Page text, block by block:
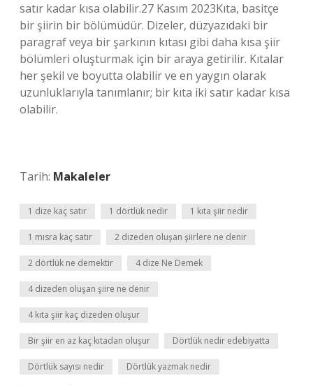
satır kadar kısa olabilir.27 Kasım 2023Kıta, basitçe
bir şiirin bir bölümüdür. Dizeler, düzyazıdaki bir
paragraf veya bir şarkının kıtası gibi daha kısa şiir
bölümleri oluşturmak için bir araya getirilir. Kıtalar
her şekil ve boyutta olabilir ve en yaygın olarak
uzunluklarıyla tanımlanır; bir kıta iki satır kadar kısa
olabilir.
Tarih: Makaleler
1 dize kaç satır 1 dörtlük nedir 1 kıta şiir nedir
1 mısra kaç satır 2 dizeden oluşan şiirlere ne denir
2 dörtlük ne demektir 4 dize Ne Demek
4 dizeden oluşan şiire ne denir
4 kıta şiir kaç dizeden oluşur
Bir şiir en az kaç kıtadan oluşur Dörtlük nedir edebiyatta
Dörtlük sayısı nedir Dörtlük yazmak nedir